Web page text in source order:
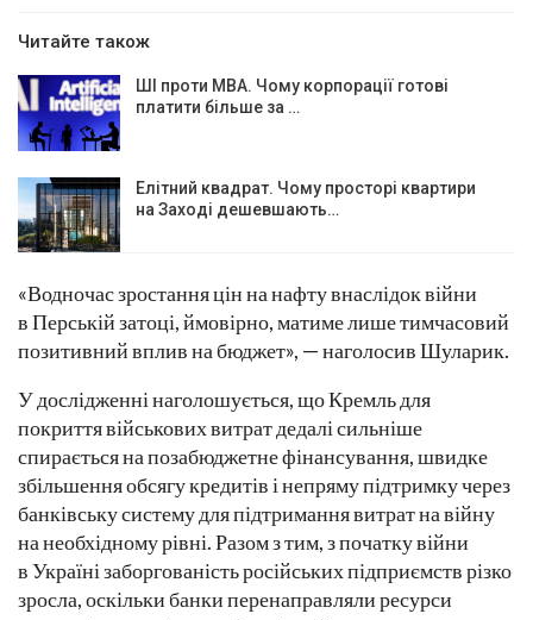
Читайте також
ШІ проти MBA. Чому корпорації готові
платити більше за …
Елітний квадрат. Чому просторі квартири
на Заході дешевшають…
«Водночас зростання цін на нафту внаслідок війни
в Перській затоці, ймовірно, матиме лише тимчасовий
позитивний вплив на бюджет», — наголосив Шуларик.
У дослідженні наголошується, що Кремль для
покриття військових витрат дедалі сильніше
спирається на позабюджетне фінансування, швидке
збільшення обсягу кредитів і непряму підтримку через
банківську систему для підтримання витрат на війну
на необхідному рівні. Разом з тим, з початку війни
в Україні заборгованість російських підприємств різко
зросла, оскільки банки перенаправляли ресурси